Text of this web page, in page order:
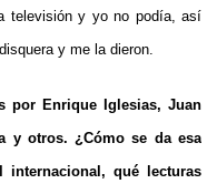
televisión y yo no podía, así
y me la dieron.
por Enrique Iglesias, Juan
y otros. ¿Cómo se da esa
qué lecturas